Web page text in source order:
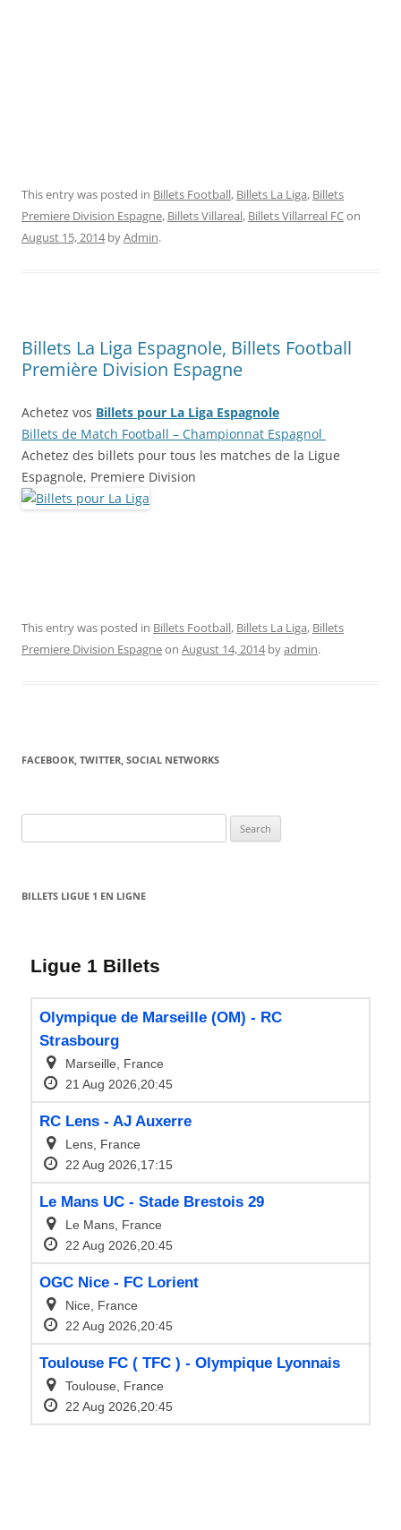
This entry was posted in Billets Football, Billets La Liga, Billets
Premiere Division Espagne, Billets Villareal, Billets Villarreal FCon
August 15, 2014byAdmin.
Billets La Liga Espagnole, Billets Football
Première Division Espagne
Achetez vos Billets pour La Liga Espagnole
Billets de Match Football – Championnat Espagnol
Achetez des billets pour tous les matches de la Ligue
Espagnole, Premiere Division
This entry was posted in Billets Football, Billets La Liga, Billets
Premiere Division Espagneon August 14, 2014byadmin.
FACEBOOK, TWITTER, SOCIAL NETWORKS
for:
BILLETS LIGUE 1 EN LIGNE